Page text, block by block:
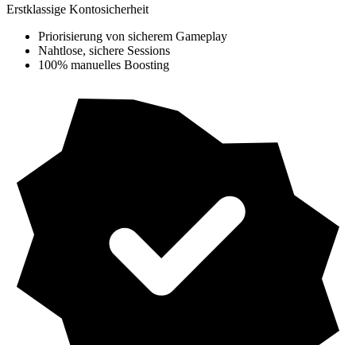
Erstklassige Kontosicherheit
Priorisierung von sicherem Gameplay
Nahtlose, sichere Sessions
100% manuelles Boosting